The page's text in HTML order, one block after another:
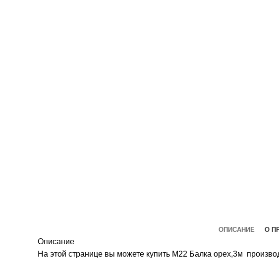
ОПИСАНИЕ О
Описание
На этой странице вы можете купить М22 Балка орех,3м